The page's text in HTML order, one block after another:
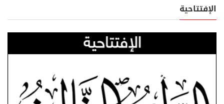
الإفتتاحية